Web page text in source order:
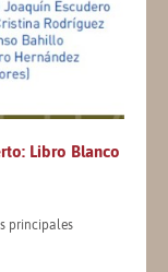
Libro Blanco
principales